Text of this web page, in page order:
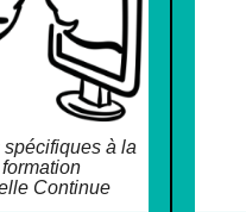
à la
Continue